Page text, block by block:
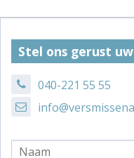
Stel ons gerust
040-221 55 55